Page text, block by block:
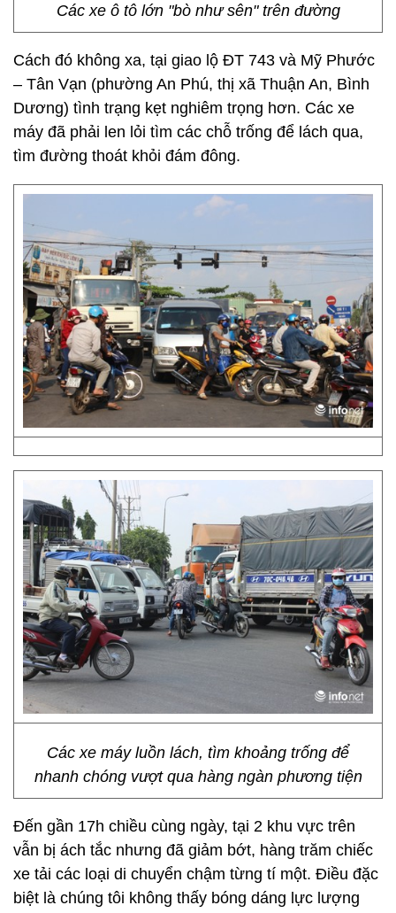
Các xe ô tô lớn "bò như sên" trên đường
Cách đó không xa, tại giao lộ ĐT 743 và Mỹ Phước
– Tân Vạn (phường An Phú, thị xã Thuận An, Bình
Dương) tình trạng kẹt nghiêm trọng hơn. Các xe
máy đã phải len lỏi tìm các chỗ trống để lách qua,
tìm đường thoát khỏi đám đông.
Các xe máy luồn lách, tìm khoảng trống để
nhanh chóng vượt qua hàng ngàn phương tiện
Đến gần 17h chiều cùng ngày, tại 2 khu vực trên
vẫn bị ách tắc nhưng đã giảm bớt, hàng trăm chiếc
xe tải các loại di chuyển chậm từng tí một. Điều đặc
biệt là chúng tôi không thấy bóng dáng lực lượng